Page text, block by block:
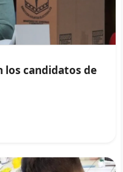
los candidatos de